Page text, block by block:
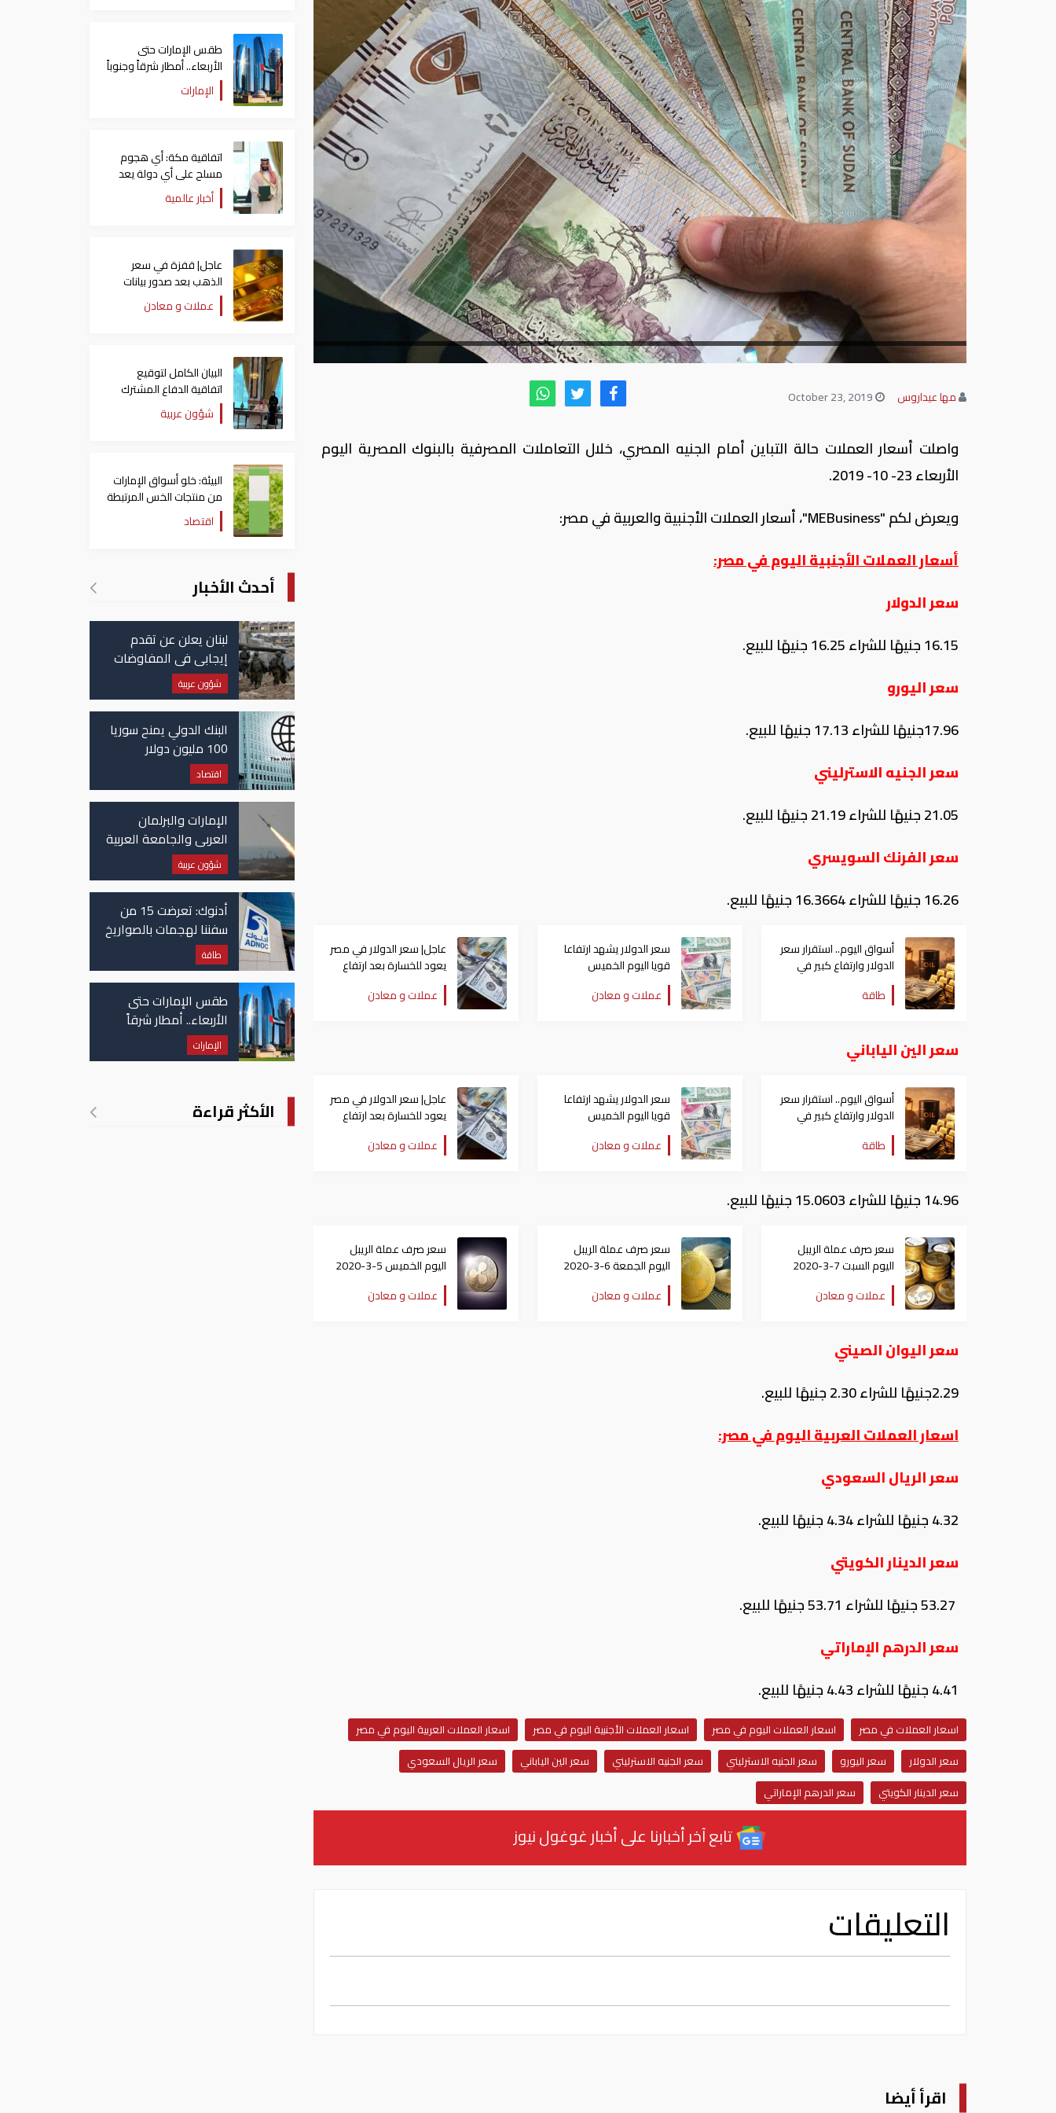
مها عيداروس
واصلت أسعار العملات حالة التباين أمام الجنيه المصري، خلال التعاملات المصرفية بالبنوك المصرية اليوم
الأربعاء 23- 10- 2019.
ويعرض لكم "MEBusiness"، أسعار العملات الأجنبية والعربية في مصر:
أسعار العملات الأجنبية اليوم في مصر:
سعر الدولار
16.15 جنيهًا للشراء 16.25 جنيهًا للبيع.
سعر اليورو
17.96جنيهًا للشراء 17.13 جنيهًا للبيع.
سعر الجنيه الاسترليني
21.05 جنيهًا للشراء 21.19 جنيهًا للبيع.
سعر الفرنك السويسري
16.26 جنيهًا للشراء 16.3664 جنيهًا للبيع.
أسواق اليوم.. استقرار سعر
الدولار وارتفاع كبير في
النفط
طاقة
سعر الدولار يشهد ارتفاعا
قويا اليوم الخميس
عملات و معادن
عاجل| سعر الدولار في مصر
يعود للخسارة بعد ارتفاع
مؤقت
عملات و معادن
سعر الين الياباني
أسواق اليوم.. استقرار سعر
الدولار وارتفاع كبير في
النفط
طاقة
سعر الدولار يشهد ارتفاعا
قويا اليوم الخميس
عملات و معادن
عاجل| سعر الدولار في مصر
يعود للخسارة بعد ارتفاع
مؤقت
عملات و معادن
14.96 جنيهًا للشراء 15.0603 جنيهًا للبيع.
سعر صرف عملة الريبل
اليوم السبت 7-3-2020
مقابل الدولار
عملات و معادن
سعر صرف عملة الريبل
اليوم الجمعة 6-3-2020
مقابل الدولار
عملات و معادن
سعر صرف عملة الريبل
اليوم الخميس 5-3-2020
مقابل الدولار
عملات و معادن
سعر اليوان الصيني
2.29جنيهًا للشراء 2.30 جنيهًا للبيع.
اسعار العملات العربية اليوم في مصر:
سعر الريال السعودي
4.32 جنيهًا للشراء 4.34 جنيهًا للبيع.
سعر الدينار الكويتي
سعر الدرهم الإماراتي
4.41 جنيهًا للشراء 4.43 جنيهًا للبيع.
اسعار العملات في مصر اسعار العملات اليوم في مصر اسعار العملات الأجنبية اليوم في مصر
اسعار العملات العربية اليوم في مصر
سعر الدولار
سعر اليورو سعر الجنيه الاسترليني سعر الجنيه الاسترليني سعر الين الياباني
سعر الريال السعودي
سعر الدينار الكويتي
سعر الدرهم الإماراتي
تابع آخر أخبارنا على أخبار غوغول نيوز
التعليقات
اقرأ أيضا
طقس الإمارات حتى
الأربعاء.. أمطار شرقاً وجنوباً
وانخفاض تدريجي للحرارة
الإمارات
اتفاقية مكة: أي هجوم
مسلح على أي دولة يعد
هجوما على الدول الثلاث
جميعا
أخبار عالمية
عاجل| قفزة في سعر
الذهب بعد صدور بيانات
الوظائف الأمريكية
عملات و معادن
البيان الكامل لتوقيع
اتفاقية الدفاع المشترك
بين السعودية وتركيا
وباكستان
شؤون عربية
البيئة: خلو أسواق الإمارات
من منتجات الخس المرتبطة
بتفشي داء السيكلوسبورا
اقتصاد
أحدث الأخبار
لبنان يعلن عن تقدم
إيجابي في المفاوضات
مع إسرائيل.. وأمريكا
تضغط لوقف النار في
غزة
شؤون عربية
البنك الدولي يمنح سوريا
100 مليون دولار
اقتصاد
الإمارات والبرلمان
العربي والجامعة العربية
يدينون الهجوم الحوثي
على نجران بالسعودية
شؤون عربية
أدنوك: تعرضت 15 من
سفننا لهجمات بالصواريخ
والطائرات المسيّرة منذ
بداية النزاع
طاقة
طقس الإمارات حتى
الأربعاء.. أمطار شرقاً
وجنوباً وانخفاض
تدريجي للحرارة
الإمارات
الأكثر قراءة